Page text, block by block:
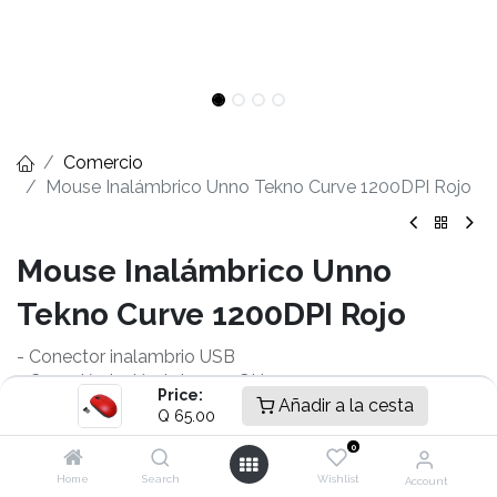
Price:
Q 65.00 Añadir a la cesta
Home Search
0
Wishlist Account
Comercio
Mouse Inalámbrico Unno Tekno Curve 1200DPI Rojo
Mouse Inalámbrico Unno
Tekno Curve 1200DPI Rojo
- Conector inalambrio USB
- Conexión inalámbrica 2,4 GHz
- Configuración automática
- Resolución de mouse 1200DPI
- Tecnología de mouse Sensor óptico
- Bateria 1 AA